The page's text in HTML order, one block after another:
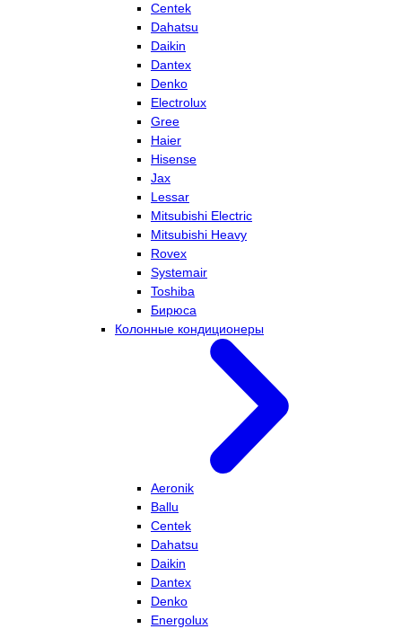
Centek
Dahatsu
Daikin
Dantex
Denko
Electrolux
Gree
Haier
Hisense
Jax
Lessar
Mitsubishi Electric
Mitsubishi Heavy
Rovex
Systemair
Toshiba
Бирюса
Колонные кондиционеры
Aeronik
Ballu
Centek
Dahatsu
Daikin
Dantex
Denko
Energolux